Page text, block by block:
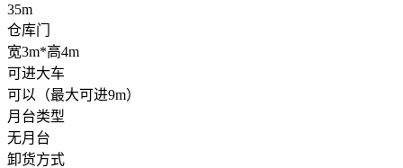
35m
仓库门
宽3m*高4m
可进大车
可以（最大可进9m）
月台类型
无月台
卸货方式